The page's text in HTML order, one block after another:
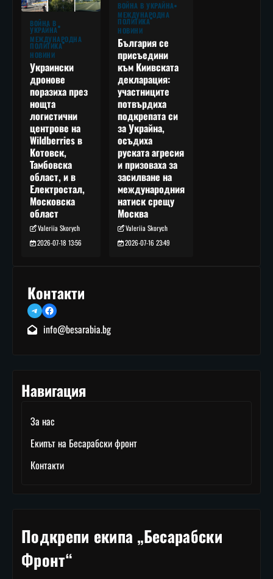
ВОЙНА В
УКРАЙНА
МЕЖДУНАРОДНА
ПОЛИТИКА
НОВИНИ
Украински
дронове
поразиха през
нощта
логистични
центрове на
Wildberries в
Котовск,
Тамбовска
област, и в
Електростал,
Московска
област
Valeriia Skorych
2026-07-18 13:56
ВОЙНА В УКРАЙНА
МЕЖДУНАРОДНА
ПОЛИТИКА
НОВИНИ
България се
присъедини
към Киивската
декларация:
участниците
потвърдиха
подкрепата си
за Украйна,
осъдиха
руската агресия
и призоваха за
засилване на
международния
натиск срещу
Москва
Valeriia Skorych
2026-07-16 23:49
Контакти
TelegramFacebook
info@besarabia.bg
Навигация
За нас
Екипът на Бесарабски фронт
Контакти
Подкрепи екипа „Бесарабски
Фронт“